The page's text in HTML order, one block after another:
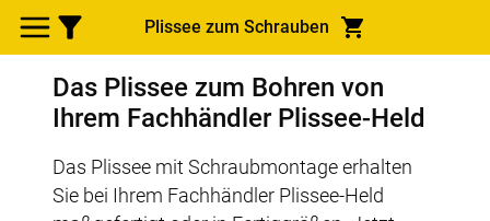
Plissee zum Schrauben
Das Plissee zum Bohren von
Ihrem Fachhändler Plissee-Held
Das Plissee mit Schraubmontage erhalten
Sie bei Ihrem Fachhändler Plissee-Held